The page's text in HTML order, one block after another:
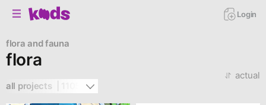
Login
flora and fauna
flora
all projects  | 1105
actual